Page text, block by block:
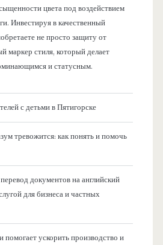
цвета под воздействием
Инвестируя в качественный
не просто защиту от
маркер стиля, который делает
и статусным.
с детьми в Пятигорске
тревожится: как понять и помочь
документов на английский
для бизнеса и частных
ускорить производство и